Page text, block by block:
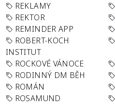
REKLAMY
REKTOR
REMINDER APP
ROBERT-KOCH
INSTITUT
ROCKOVÉ VÁNOCE
RODINNÝ DM BĚH
ROMÁN
ROSAMUND